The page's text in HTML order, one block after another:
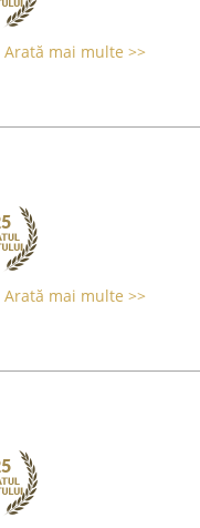
Arată mai multe >>
Arată mai multe >>